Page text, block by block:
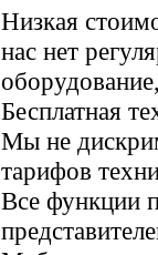
Низкая
нас нет
Бесплатная
Мы не
тарифов
Все функции